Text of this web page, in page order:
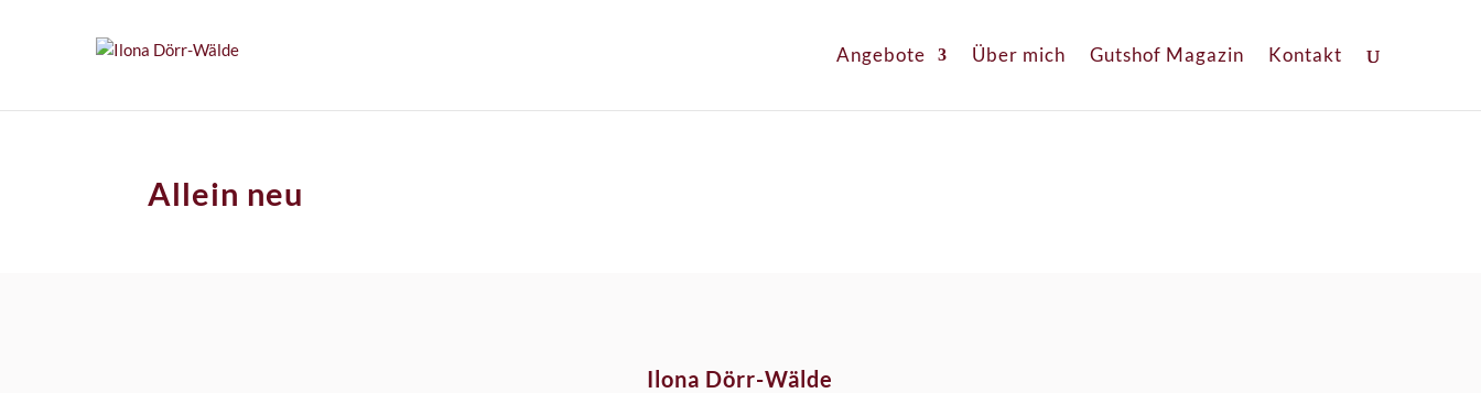
Angebote Über mich Gutshof Magazin Kontakt
Allein neu
Ilona Dörr-Wälde